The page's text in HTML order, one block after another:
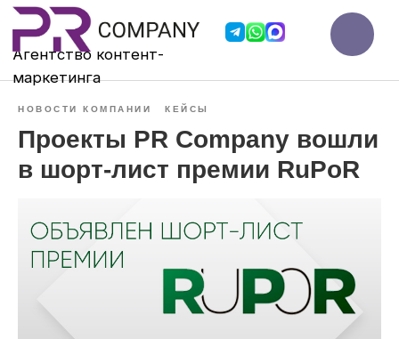
Агентство контент-
маркетинга
НОВОСТИ КОМПАНИИ КЕЙСЫ
Проекты PR Company вошли
в шорт-лист премии RuPoR